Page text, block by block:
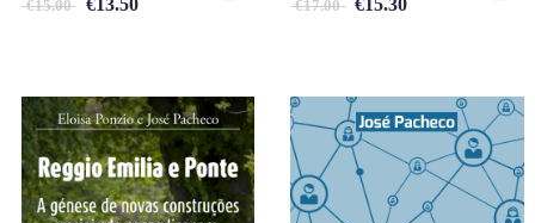
€15.00 €13.50 €17.00 €15.30